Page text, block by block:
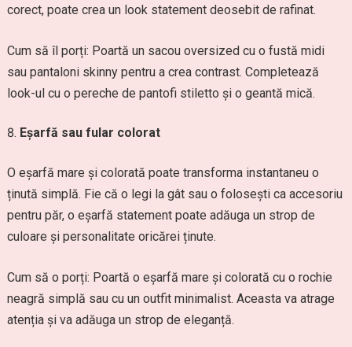
corect, poate crea un look statement deosebit de rafinat.
Cum să îl porți: Poartă un sacou oversized cu o fustă midi
sau pantaloni skinny pentru a crea contrast. Completează
look-ul cu o pereche de pantofi stiletto și o geantă mică.
Eșarfă sau fular colorat
O eșarfă mare și colorată poate transforma instantaneu o
ținută simplă. Fie că o legi la gât sau o folosești ca accesoriu
pentru păr, o eșarfă statement poate adăuga un strop de
culoare și personalitate oricărei ținute.
Cum să o porți: Poartă o eșarfă mare și colorată cu o rochie
neagră simplă sau cu un outfit minimalist. Aceasta va atrage
atenția și va adăuga un strop de eleganță.